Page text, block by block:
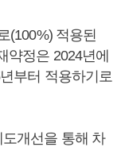
(100%) 적용된
약정은 2024년에
부터 적용하기로
개선을 통해 차